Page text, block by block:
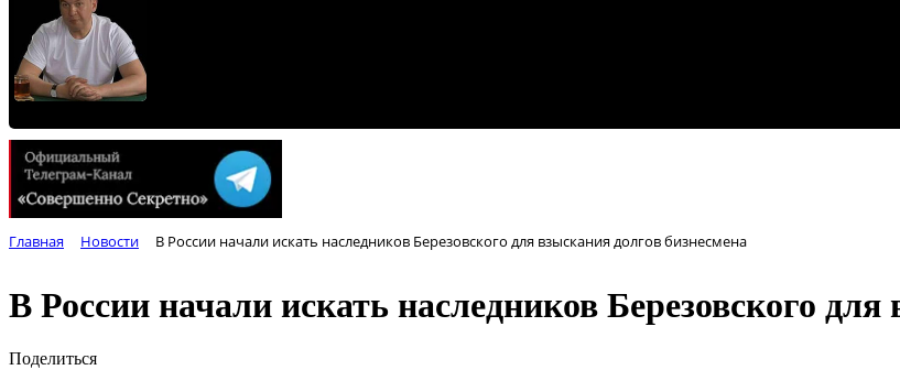
Главная Новости В России начали искать наследников Березовского для взыскания долгов бизнесмена
В России начали искать наследников Березовского
Поделиться